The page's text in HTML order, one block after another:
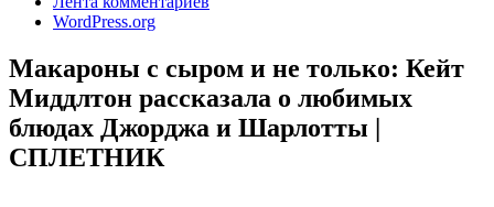
WordPress.org
Макароны с сыром и не только: Кейт
Миддлтон рассказала о любимых
блюдах Джорджа и Шарлотты |
СПЛЕТНИК